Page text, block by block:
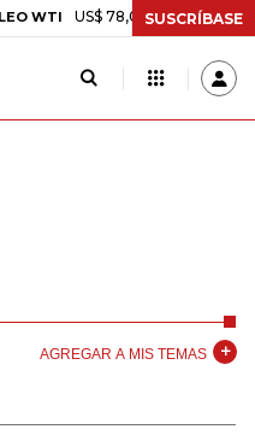
US$ 78,01 US$ 2,92 +3,89%
SUSCRÍBASE
AGREGAR A MIS TEMAS